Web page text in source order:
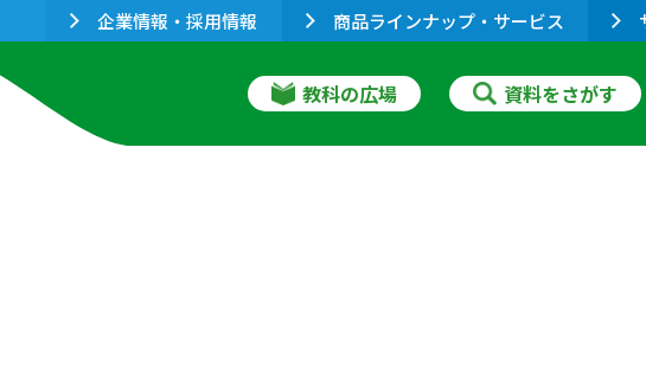
企業情報・採用情報 商品ラインナップ・サービス
教科の広場 資料をさがす